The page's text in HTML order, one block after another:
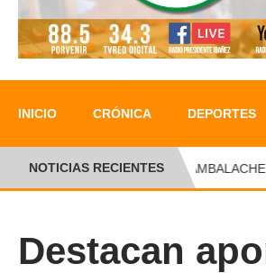
INICIO CRÓNICA DEPORTES
NOTICIAS RECIENTESCAMBALACHE |
Destacan